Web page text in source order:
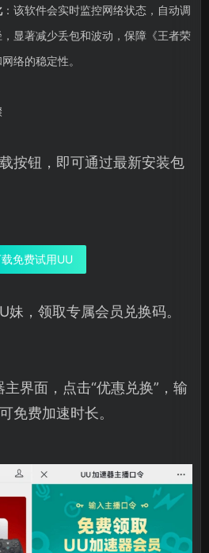
：该软件会实时监控网络状态，自动调
显著减少丢包和波动，保障《王者荣
络的稳定性。
按钮，即可通过最新安装包
免费试用UU
，领取专属会员兑换码。
界面，点击“优惠兑换”，输
免费加速时长。